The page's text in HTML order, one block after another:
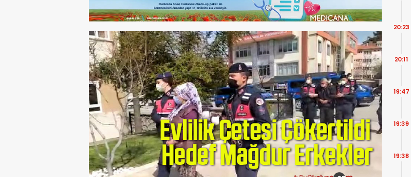
20:23
20:11
19:47
19:39
19:38